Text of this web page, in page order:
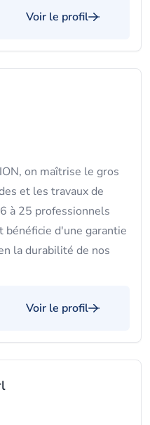
Voir le profil
on maîtrise le gros
et les travaux de
à 25 professionnels
bénéficie d'une garantie
la durabilité de nos
Voir le profil